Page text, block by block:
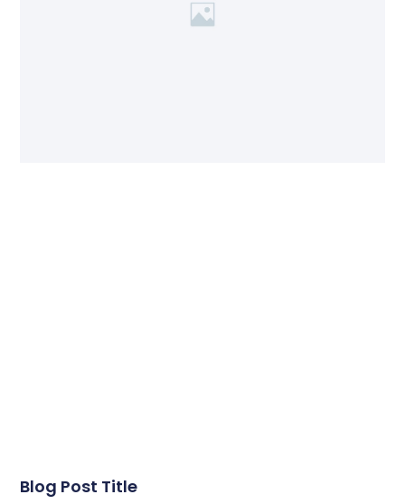
Blog Post Title